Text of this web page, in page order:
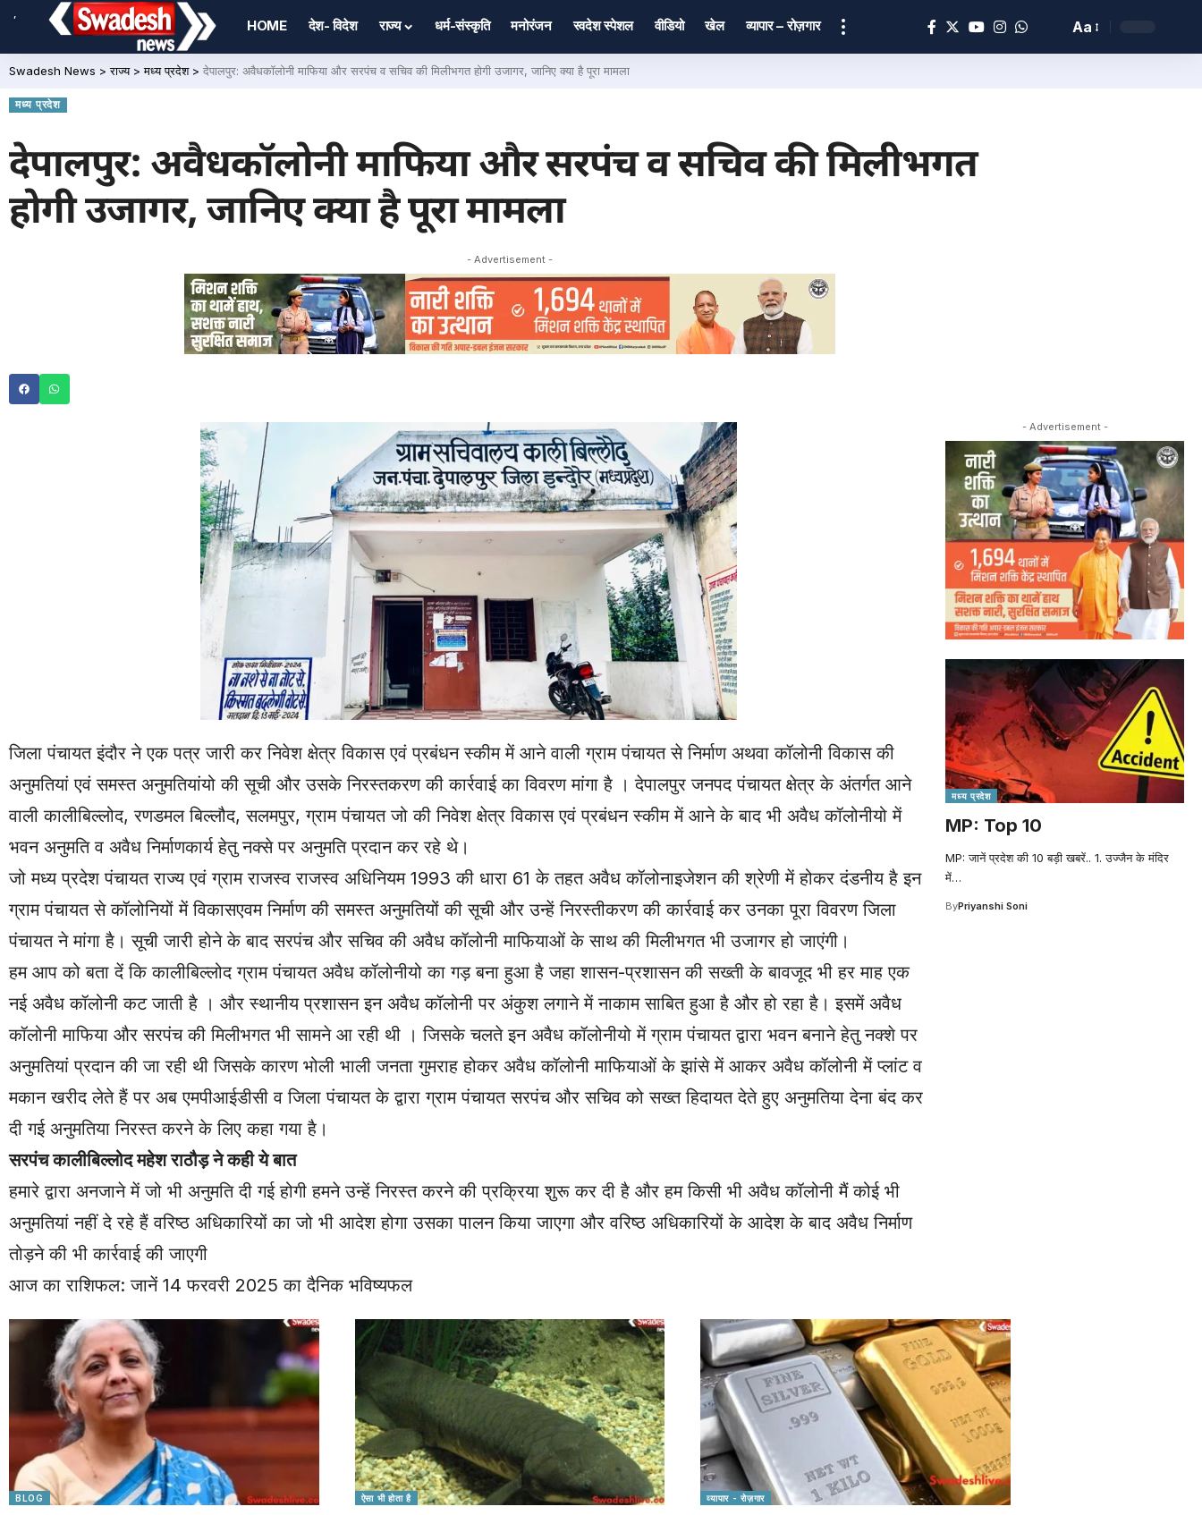
,
HOME देश- विदेश राज्य धर्म-संस्कृति मनोरंजन स्वदेश स्पेशल वीडियो खेल व्यापार – रोज़गार Aa
Swadesh News >राज्य>मध्य प्रदेश> देपालपुर: अवैधकॉलोनी माफिया और सरपंच व सचिव की मिलीभगत होगी उजागर, जानिए क्या है पूरा मामला
मध्य प्रदेश
देपालपुर: अवैधकॉलोनी माफिया और सरपंच व सचिव की मिलीभगत
होगी उजागर, जानिए क्या है पूरा मामला
- Advertisement -
जिला पंचायत इंदौर ने एक पत्र जारी कर निवेश क्षेत्र विकास एवं प्रबंधन स्कीम में आने वाली ग्राम पंचायत से निर्माण अथवा कॉलोनी विकास की
अनुमतियां एवं समस्त अनुमतियांयो की सूची और उसके निरस्तकरण की कार्रवाई का विवरण मांगा है । देपालपुर जनपद पंचायत क्षेत्र के अंतर्गत आने
वाली कालीबिल्लोद, रणडमल बिल्लौद, सलमपुर, ग्राम पंचायत जो की निवेश क्षेत्र विकास एवं प्रबंधन स्कीम में आने के बाद भी अवैध कॉलोनीयो में
भवन अनुमति व अवैध निर्माणकार्य हेतु नक्से पर अनुमति प्रदान कर रहे थे।
जो मध्य प्रदेश पंचायत राज्य एवं ग्राम राजस्व राजस्व अधिनियम 1993 की धारा 61 के तहत अवैध कॉलोनाइजेशन की श्रेणी में होकर दंडनीय है इन
ग्राम पंचायत से कॉलोनियों में विकासएवम निर्माण की समस्त अनुमतियों की सूची और उन्हें निरस्तीकरण की कार्रवाई कर उनका पूरा विवरण जिला
पंचायत ने मांगा है। सूची जारी होने के बाद सरपंच और सचिव की अवैध कॉलोनी माफियाओं के साथ की मिलीभगत भी उजागर हो जाएंगी।
हम आप को बता दें कि कालीबिल्लोद ग्राम पंचायत अवैध कॉलोनीयो का गड़ बना हुआ है जहा शासन-प्रशासन की सख्ती के बावजूद भी हर माह एक
नई अवैध कॉलोनी कट जाती है । और स्थानीय प्रशासन इन अवैध कॉलोनी पर अंकुश लगाने में नाकाम साबित हुआ है और हो रहा है। इसमें अवैध
कॉलोनी माफिया और सरपंच की मिलीभगत भी सामने आ रही थी । जिसके चलते इन अवैध कॉलोनीयो में ग्राम पंचायत द्वारा भवन बनाने हेतु नक्शे पर
अनुमतियां प्रदान की जा रही थी जिसके कारण भोली भाली जनता गुमराह होकर अवैध कॉलोनी माफियाओं के झांसे में आकर अवैध कॉलोनी में प्लांट व
मकान खरीद लेते हैं पर अब एमपीआईडीसी व जिला पंचायत के द्वारा ग्राम पंचायत सरपंच और सचिव को सख्त हिदायत देते हुए अनुमतिया देना बंद कर
दी गई अनुमतिया निरस्त करने के लिए कहा गया है।
सरपंच कालीबिल्लोद महेश राठौड़ ने कही ये बात
हमारे द्वारा अनजाने में जो भी अनुमति दी गई होगी हमने उन्हें निरस्त करने की प्रक्रिया शुरू कर दी है और हम किसी भी अवैध कॉलोनी मैं कोई भी
अनुमतियां नहीं दे रहे हैं वरिष्ठ अधिकारियों का जो भी आदेश होगा उसका पालन किया जाएगा और वरिष्ठ अधिकारियों के आदेश के बाद अवैध निर्माण
तोड़ने की भी कार्रवाई की जाएगी
आज का राशिफल: जानें 14 फरवरी 2025 का दैनिक भविष्यफल
- Advertisement -
मध्य प्रदेश
MP: Top 10
MP: जानें प्रदेश की 10 बड़ी खबरें.. 1. उज्जैन के मंदिर
में…
ByPriyanshi Soni
BLOG ऐसा भी होता है व्यापार - रोज़गार